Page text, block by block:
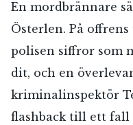
En mordbrännare
Österlen. På
polisen siffror som
dit, och en
kriminalinspektör
flashback till ett fall